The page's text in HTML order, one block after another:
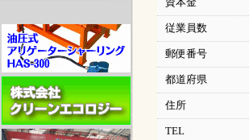
資本金
従業員数
郵便番号
都道府県
住所
TEL